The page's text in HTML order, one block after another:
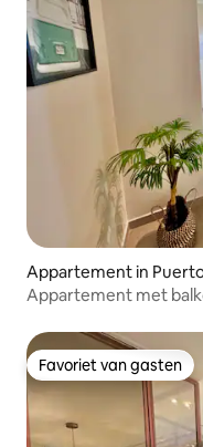
Appartement in
Appartement met
Favoriet van gasten
Favoriet van gasten